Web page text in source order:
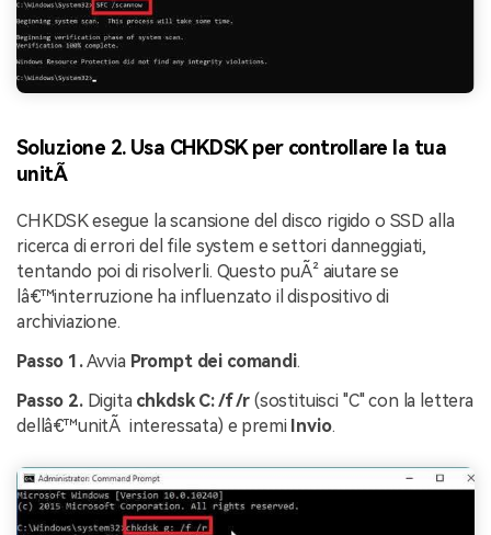
Soluzione 2. Usa CHKDSK per controllare la tua
unitÃ
CHKDSK esegue la scansione del disco rigido o SSD alla
ricerca di errori del file system e settori danneggiati,
tentando poi di risolverli. Questo puÃ² aiutare se
lâ€™interruzione ha influenzato il dispositivo di
archiviazione.
Passo 1.Avvia Prompt dei comandi.
Passo 2.Digita chkdsk C: /f /r (sostituisci "C" con la lettera
dellâ€™unitÃ interessata) e premi Invio.